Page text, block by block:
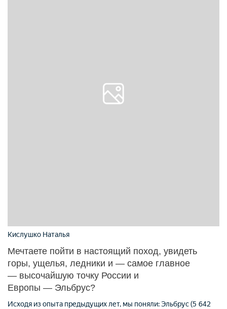
Кислушко Наталья
Мечтаете пойти в настоящий поход, увидеть
горы, ущелья, ледники и — самое главное
— высочайшую точку России и
Европы — Эльбрус?
Исходя из опыта предыдущих лет, мы поняли: Эльбрус (5 642